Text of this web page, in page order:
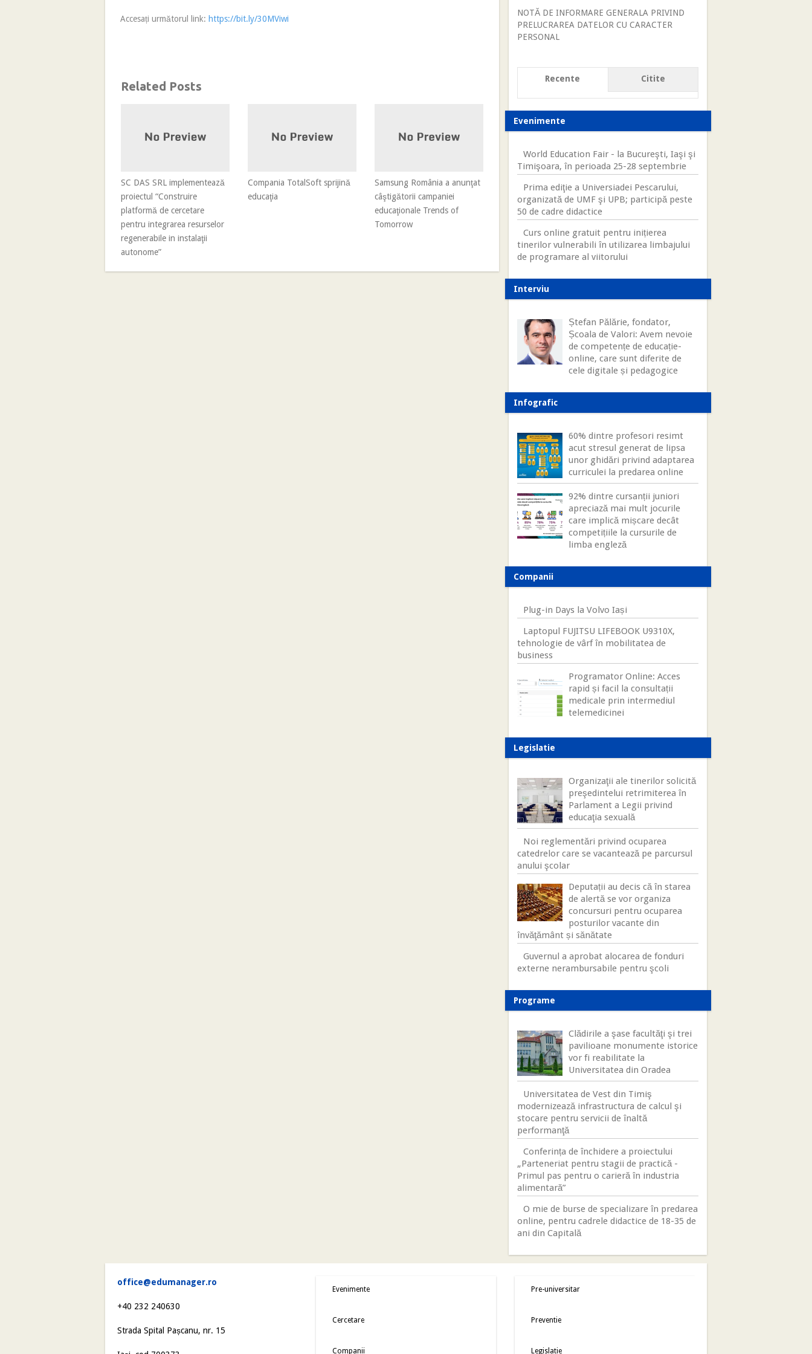
Accesați următorul link: https://bit.ly/30MViwi
Related Posts
SC DAS SRL implementează
proiectul “Construire
platformă de cercetare
pentru integrarea resurselor
regenerabile in instalaţii
autonome”
Compania TotalSoft sprijină
educaţia
Samsung România a anunţat
câştigătorii campaniei
educaţionale Trends of
Tomorrow
NOTĂ DE INFORMARE GENERALA PRIVIND
PRELUCRAREA DATELOR CU CARACTER
PERSONAL
Recente Citite
Evenimente
World Education Fair - la Bucureşti, Iaşi şi
Timişoara, în perioada 25-28 septembrie
Prima ediţie a Universiadei Pescarului,
organizată de UMF şi UPB; participă peste
50 de cadre didactice
Curs online gratuit pentru inițierea
tinerilor vulnerabili în utilizarea limbajului
de programare al viitorului
Interviu
Ștefan Pălărie, fondator,
Școala de Valori: Avem nevoie
de competențe de educație-
online, care sunt diferite de
cele digitale și pedagogice
Infografic
60% dintre profesori resimt
acut stresul generat de lipsa
unor ghidări privind adaptarea
curriculei la predarea online
92% dintre cursanții juniori
apreciază mai mult jocurile
care implică mișcare decât
competițiile la cursurile de
limba engleză
Companii
Plug-in Days la Volvo Iași
Laptopul FUJITSU LIFEBOOK U9310X,
tehnologie de vârf în mobilitatea de
business
Programator Online: Acces
rapid și facil la consultații
medicale prin intermediul
telemedicinei
Legislatie
Organizaţii ale tinerilor solicită
preşedintelui retrimiterea în
Parlament a Legii privind
educaţia sexuală
Noi reglementări privind ocuparea
catedrelor care se vacantează pe parcursul
anului şcolar
Deputații au decis că în starea
de alertă se vor organiza
concursuri pentru ocuparea
posturilor vacante din
învăţământ și sănătate
Guvernul a aprobat alocarea de fonduri
externe nerambursabile pentru şcoli
Programe
Clădirile a şase facultăţi şi trei
pavilioane monumente istorice
vor fi reabilitate la
Universitatea din Oradea
Universitatea de Vest din Timiş
modernizează infrastructura de calcul şi
stocare pentru servicii de înaltă
performanţă
Conferința de închidere a proiectului
„Parteneriat pentru stagii de practică -
Primul pas pentru o carieră în industria
alimentară”
O mie de burse de specializare în predarea
online, pentru cadrele didactice de 18-35 de
ani din Capitală
office@edumanager.ro
+40 232 240630
Strada Spital Pașcanu, nr. 15
Evenimente
Cercetare
Companii
Pre-universitar
Preventie
Legislatie